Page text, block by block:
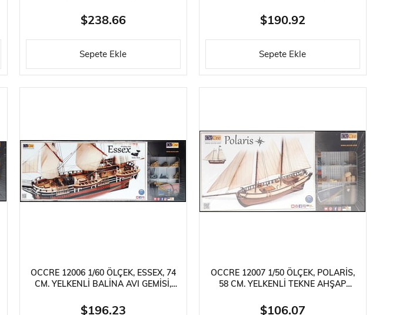
MODEL KITI
$238.66
Sepete Ekle
$190.92
Sepete Ekle
OCCRE 12006 1/60 ÖLÇEK, ESSEX, 74
CM. YELKENLI BALINA AVI GEMISI,
$196.23
OCCRE 12007 1/50 ÖLÇEK, POLARIS,
58 CM. YELKENLI TEKNE AHŞAP
$106.07